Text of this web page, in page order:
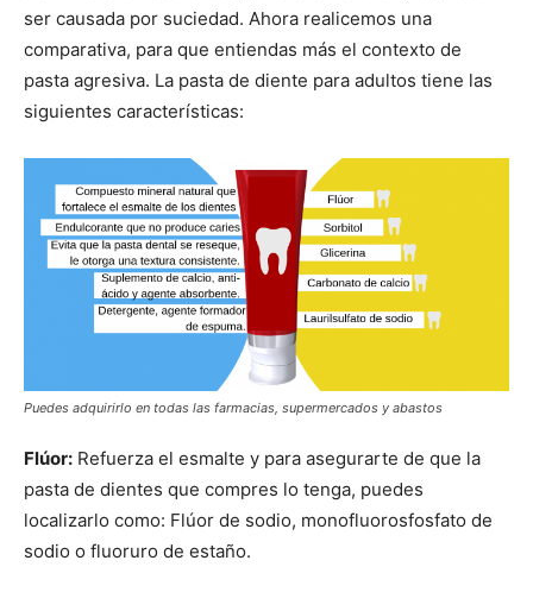
ser causada por suciedad. Ahora realicemos una
comparativa, para que entiendas más el contexto de
pasta agresiva. La pasta de diente para adultos tiene las
siguientes características:
Puedes adquirirlo en todas las farmacias, supermercados y abastos
Flúor: Refuerza el esmalte y para asegurarte de que la
pasta de dientes que compres lo tenga, puedes
localizarlo como: Flúor de sodio, monofluorosfosfato de
sodio o fluoruro de estaño.